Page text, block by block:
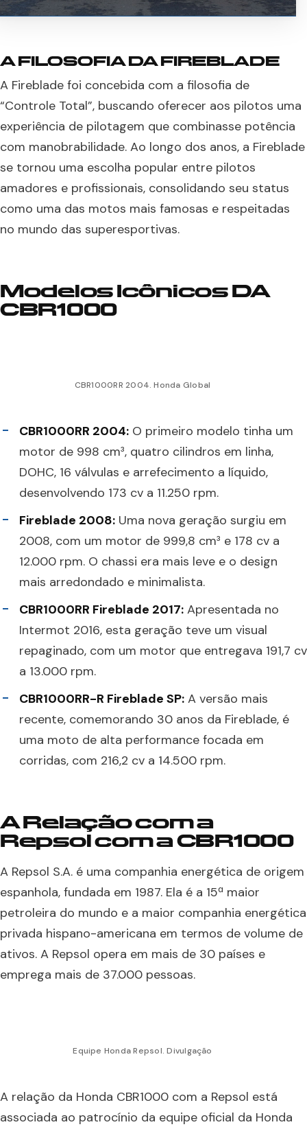
A FILOSOFIA DA FIREBLADE
A Fireblade foi concebida com a filosofia de
“Controle Total”, buscando oferecer aos pilotos uma
experiência de pilotagem que combinasse potência
com manobrabilidade. Ao longo dos anos, a Fireblade
se tornou uma escolha popular entre pilotos
amadores e profissionais, consolidando seu status
como uma das motos mais famosas e respeitadas
no mundo das superesportivas.
Modelos Icônicos DA
CBR1000
CBR1000RR 2004. Honda Global
CBR1000RR 2004: O primeiro modelo tinha um
motor de 998 cm³, quatro cilindros em linha,
DOHC, 16 válvulas e arrefecimento a líquido,
desenvolvendo 173 cv a 11.250 rpm.
Fireblade 2008: Uma nova geração surgiu em
2008, com um motor de 999,8 cm³ e 178 cv a
12.000 rpm. O chassi era mais leve e o design
mais arredondado e minimalista.
CBR1000RR Fireblade 2017: Apresentada no
Intermot 2016, esta geração teve um visual
repaginado, com um motor que entregava 191,7 cv
a 13.000 rpm.
CBR1000RR-R Fireblade SP: A versão mais
recente, comemorando 30 anos da Fireblade, é
uma moto de alta performance focada em
corridas, com 216,2 cv a 14.500 rpm.
A Relação com a
Repsol com a CBR1000
A Repsol S.A. é uma companhia energética de origem
espanhola, fundada em 1987. Ela é a 15ª maior
petroleira do mundo e a maior companhia energética
privada hispano-americana em termos de volume de
ativos. A Repsol opera em mais de 30 países e
emprega mais de 37.000 pessoas.
Equipe Honda Repsol. Divulgação
A relação da Honda CBR1000 com a Repsol está
associada ao patrocínio da equipe oficial da Honda